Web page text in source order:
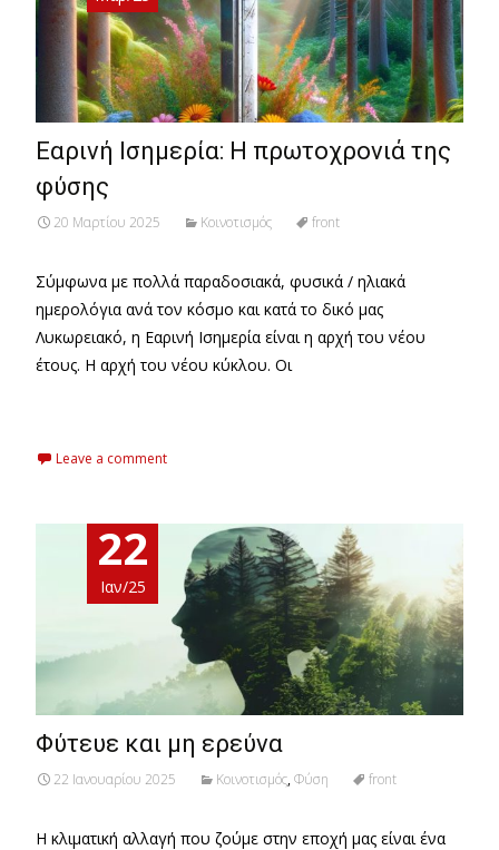
Εαρινή Ισημερία: Η πρωτοχρονιά της
φύσης
20 Μαρτίου 2025 Κοινοτισμός front
Σύμφωνα με πολλά παραδοσιακά, φυσικά / ηλιακά
ημερολόγια ανά τον κόσμο και κατά το δικό μας
Λυκωρειακό, η Εαρινή Ισημερία είναι η αρχή του νέου
έτους. Η αρχή του νέου κύκλου. Οι
Leave a comment
22
Ιαν/25
Φύτευε και μη ερεύνα
22 Ιανουαρίου 2025 Κοινοτισμός,Φύση front
Η κλιματική αλλαγή που ζούμε στην εποχή μας είναι ένα